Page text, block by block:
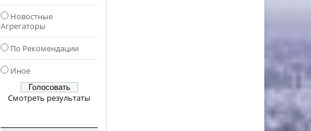
Новостные
Агрегаторы
По Рекомендации
Иное
Смотреть результаты